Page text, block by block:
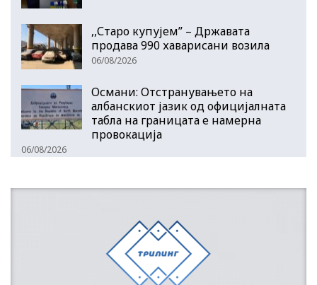
,,Старо купујем” – Државата
продава 990 хаварисани возила
06/08/2026
Османи: Отстранувањето на
албанскиот јазик од официјалната
табла на границата е намерна
провокација
06/08/2026